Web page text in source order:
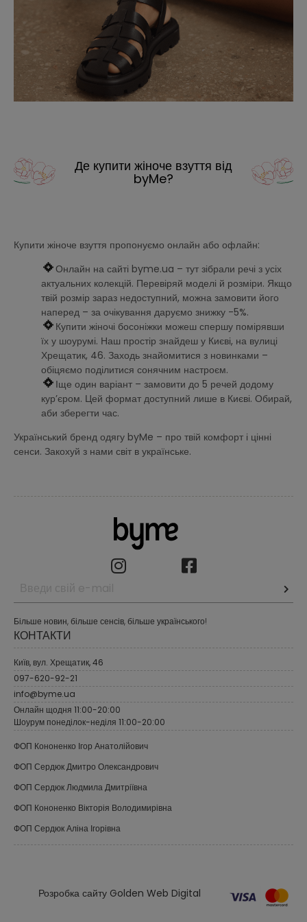
Де купити жіноче взуття від
byMe?
Купити жіноче взуття пропонуємо онлайн або офлайн:
Онлайн на сайті byme.ua – тут зібрали речі з усіх
актуальних колекцій. Перевіряй моделі й розміри. Якщо
твій розмір зараз недоступний, можна замовити його
наперед – за очікування даруємо знижку -5%.
Купити жіночі босоніжки можеш спершу помірявши
їх у шоурумі. Наш простір знайдеш у Києві, на вулиці
Хрещатик, 46. Заходь знайомитися з новинками –
обіцяємо поділитися сонячним настроєм.
Іще один варіант – замовити до 5 речей додому
кур’єром. Цей формат доступний лише в Києві. Обирай,
аби зберегти час.
Український бренд одягу byMe – про твій комфорт і цінні
сенси. Закохуй з нами світ в українське.
Більше новин, більше сенсів, більше українського!
КОНТАКТИ
Київ, вул. Хрещатик, 46
097-620-92-21
info@byme.ua
Онлайн щодня 11:00-20:00
Шоурум понеділок-неділя 11:00-20:00
ФОП Кононенко Ігор Анатолійович
ФОП Сердюк Дмитро Олександрович
ФОП Сердюк Людмила Дмитріївна
ФОП Кононенко Вікторія Володимирівна
ФОП Сердюк Аліна Ігорівна
Розробка сайту Golden Web Digital